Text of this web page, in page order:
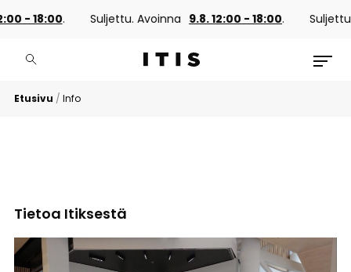
- 18:00. Suljettu. Avoinna 9.8. 12:00 - 18:00.
Etusivu / Info
Tietoa Itiksestä